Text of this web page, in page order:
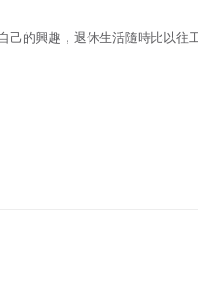
的興趣，退休生活隨時比以往